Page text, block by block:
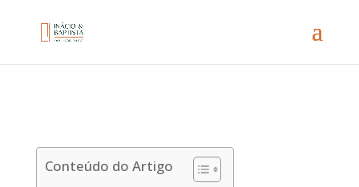
Conteúdo do Artigo